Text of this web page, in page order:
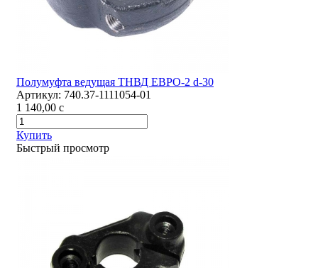
Полумуфта ведущая ТНВД ЕВРО-2 d-30
Артикул: 740.37-1111054-01
1 140,00 c
Купить
Быстрый просмотр